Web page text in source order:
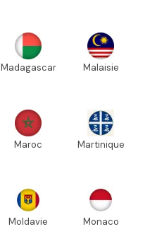
Madagascar Malaisie
Maroc Martinique
Moldavie Monaco